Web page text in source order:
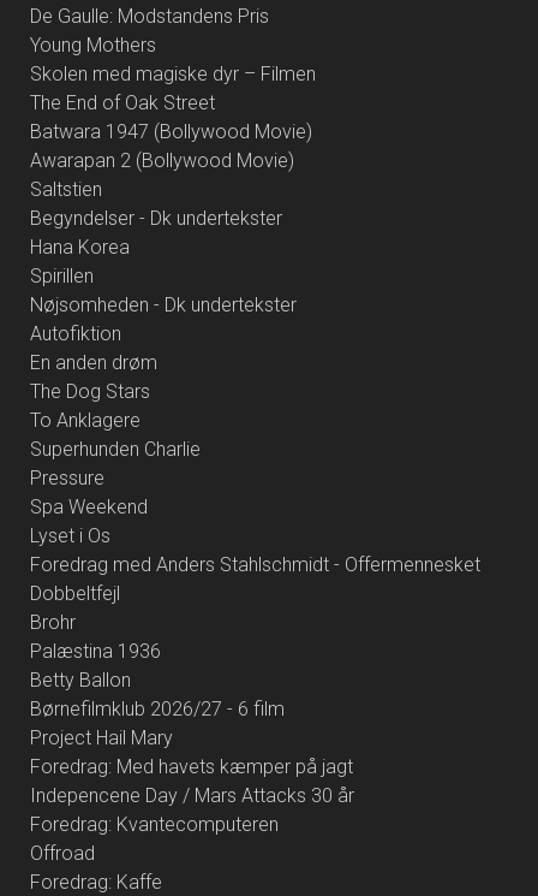
De Gaulle: Modstandens Pris
Young Mothers
Skolen med magiske dyr – Filmen
The End of Oak Street
Batwara 1947 (Bollywood Movie)
Awarapan 2 (Bollywood Movie)
Saltstien
Begyndelser - Dk undertekster
Hana Korea
Spirillen
Nøjsomheden - Dk undertekster
Autofiktion
En anden drøm
The Dog Stars
To Anklagere
Superhunden Charlie
Pressure
Spa Weekend
Lyset i Os
Foredrag med Anders Stahlschmidt - Offermennesket
Dobbeltfejl
Brohr
Palæstina 1936
Betty Ballon
Børnefilmklub 2026/27 - 6 film
Project Hail Mary
Foredrag: Med havets kæmper på jagt
Indepencene Day / Mars Attacks 30 år
Foredrag: Kvantecomputeren
Offroad
Foredrag: Kaffe